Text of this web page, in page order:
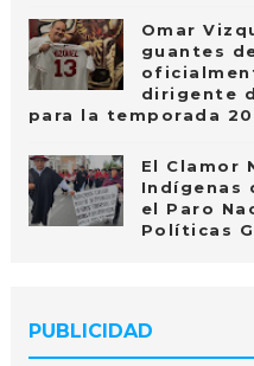
Omar
guantes
dirigente
para la temporada
El Clamor
Indígenas
el Paro
Políticas
PUBLICIDAD